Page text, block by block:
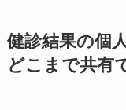
健診結果の個
どこまで共有